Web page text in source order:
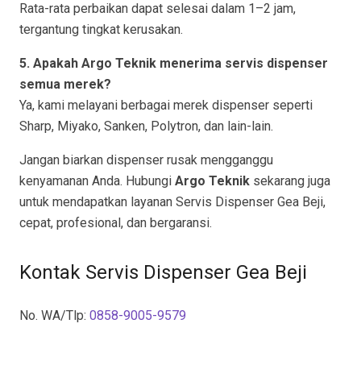
Rata-rata perbaikan dapat selesai dalam 1–2 jam,
tergantung tingkat kerusakan.
5. Apakah Argo Teknik menerima servis dispenser
semua merek?
Ya, kami melayani berbagai merek dispenser seperti
Sharp, Miyako, Sanken, Polytron, dan lain-lain.
Jangan biarkan dispenser rusak mengganggu
kenyamanan Anda. Hubungi Argo Teknik sekarang juga
untuk mendapatkan layanan Servis Dispenser Gea Beji,
cepat, profesional, dan bergaransi.
Kontak Servis Dispenser Gea Beji
No. WA/Tlp: 0858-9005-9579